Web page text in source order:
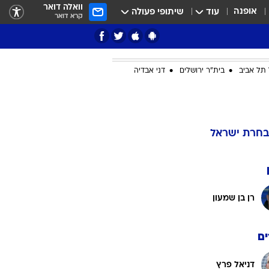
אופנה עוד שיתופי פעולה וואלה דואר
קרא דואר
דאבל דריבל
תל אביב בית"ר ירושלים דני אבדיה
ישראל
רן בן שמעון
דניאל פרץ